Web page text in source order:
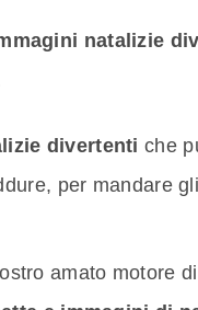
natalizie
divertenti che
per mandare
amato motore